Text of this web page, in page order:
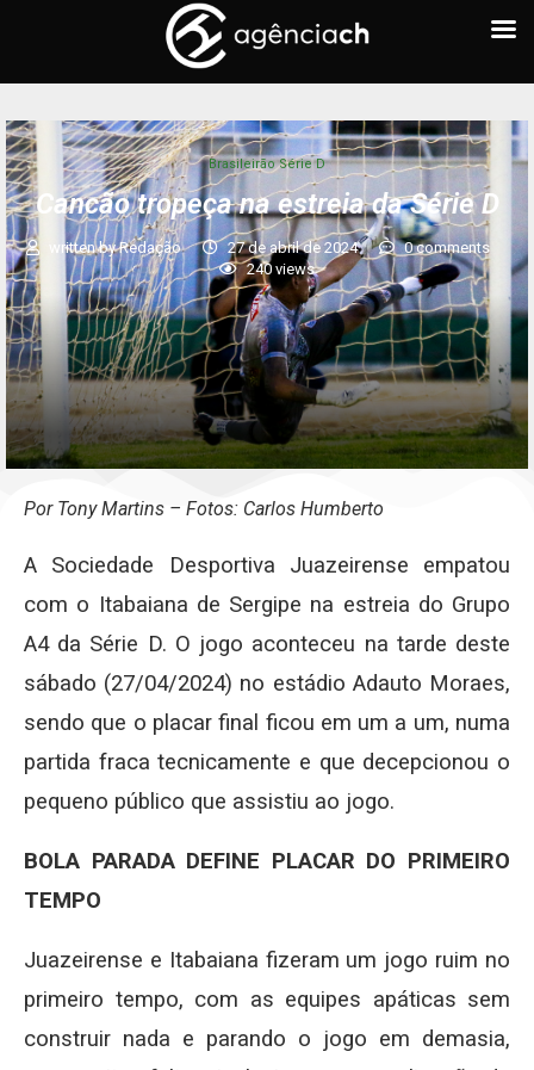
Brasileirão Série D
Cancão tropeça na estreia da Série D
written byRedação 27 de abril de 2024
0 comments
240 views
Por Tony Martins – Fotos: Carlos Humberto
A Sociedade Desportiva Juazeirense empatou
com o Itabaiana de Sergipe na estreia do Grupo
A4 da Série D. O jogo aconteceu na tarde deste
sábado (27/04/2024) no estádio Adauto Moraes,
sendo que o placar final ficou em um a um, numa
partida fraca tecnicamente e que decepcionou o
pequeno público que assistiu ao jogo.
BOLA PARADA DEFINE PLACAR DO PRIMEIRO
TEMPO
Juazeirense e Itabaiana fizeram um jogo ruim no
primeiro tempo, com as equipes apáticas sem
construir nada e parando o jogo em demasia,